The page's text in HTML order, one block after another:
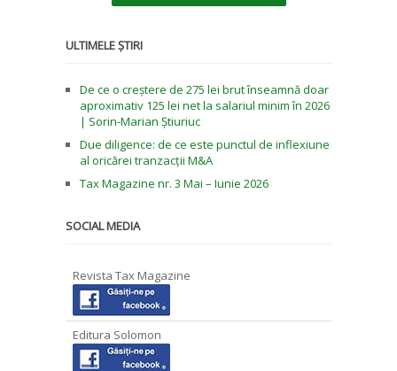
ULTIMELE ȘTIRI
De ce o creștere de 275 lei brut înseamnă doar
aproximativ 125 lei net la salariul minim în 2026
| Sorin-Marian Știuriuc
Due diligence: de ce este punctul de inflexiune
al oricărei tranzacții M&A
Tax Magazine nr. 3 Mai – Iunie 2026
SOCIAL MEDIA
Revista Tax Magazine
Editura Solomon